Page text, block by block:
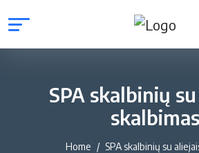
SPA skalbinių
skalbimas
Home SPA skalbinių su